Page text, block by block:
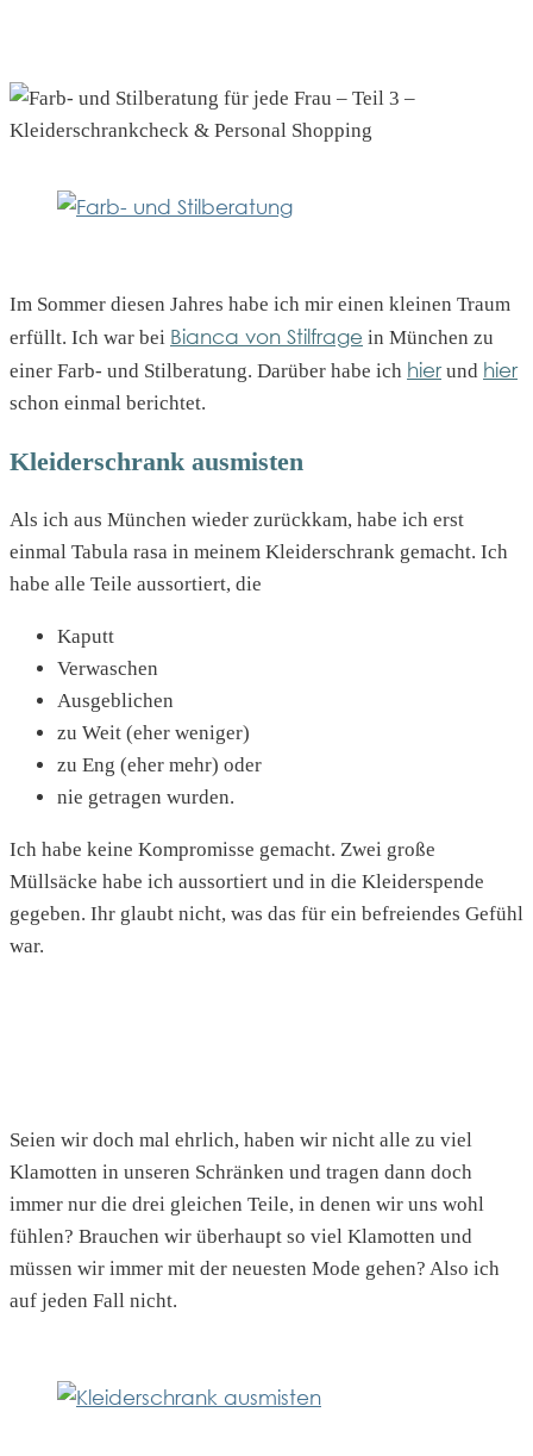
Im Sommer diesen Jahres habe ich mir einen kleinen Traum
erfüllt. Ich war bei Bianca von Stilfrage in München zu
einer Farb- und Stilberatung. Darüber habe ich hierund hier
schon einmal berichtet.
Kleiderschrank ausmisten
Als ich aus München wieder zurückkam, habe ich erst
einmal Tabula rasa in meinem Kleiderschrank gemacht. Ich
habe alle Teile aussortiert, die
Kaputt
Verwaschen
Ausgeblichen
zu Weit (eher weniger)
zu Eng (eher mehr) oder
nie getragen wurden.
Ich habe keine Kompromisse gemacht. Zwei große
Müllsäcke habe ich aussortiert und in die Kleiderspende
gegeben. Ihr glaubt nicht, was das für ein befreiendes Gefühl
war.
Seien wir doch mal ehrlich, haben wir nicht alle zu viel
Klamotten in unseren Schränken und tragen dann doch
immer nur die drei gleichen Teile, in denen wir uns wohl
fühlen? Brauchen wir überhaupt so viel Klamotten und
müssen wir immer mit der neuesten Mode gehen? Also ich
auf jeden Fall nicht.